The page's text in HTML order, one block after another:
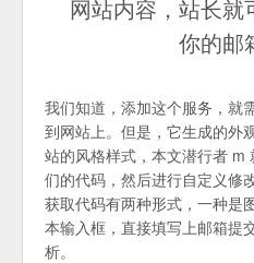
网站内容，站长就
你的邮
我们知道，添加这个服务，就
到网站上。但是，它生成的外
站的风格样式，本文潜行者 m
们的代码，然后进行自定义修
获取代码有两种形式，一种是
本输入框，直接填写上邮箱提
析。